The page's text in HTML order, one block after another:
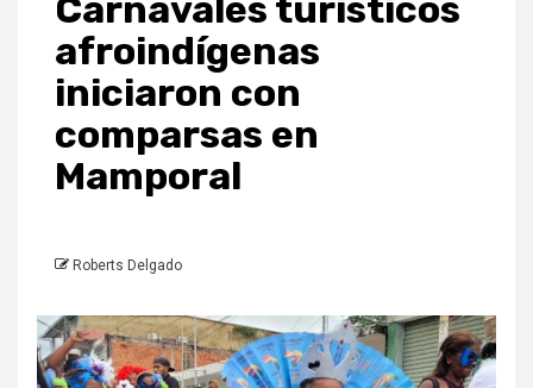
Carnavales turísticos
afroindígenas
iniciaron con
comparsas en
Mamporal
Roberts Delgado